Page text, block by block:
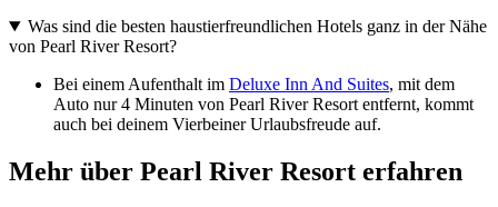
Was sind die besten haustierfreundlichen Hotels ganz in der Nähe
von Pearl River Resort?
Bei einem Aufenthalt im Deluxe Inn And Suites, mit dem
Auto nur 4 Minuten von Pearl River Resort entfernt, kommt
auch bei deinem Vierbeiner Urlaubsfreude auf.
Mehr über Pearl River Resort erfahren